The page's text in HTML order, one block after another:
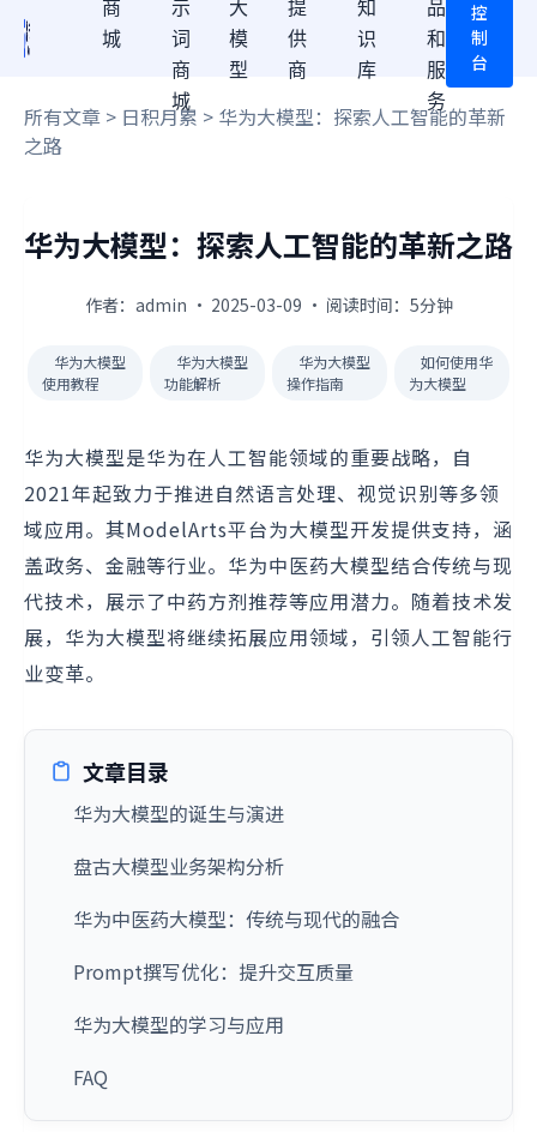
商
城
示
词
商
城
大
模
型
提
供
商
知
识
库
品
和
服
务
控
制
台
所有文章 > 日积月累 > 华为大模型：探索人工智能的革新
之路
华为大模型：探索人工智能的革新之路
作者：admin · 2025-03-09 · 阅读时间：5分钟
华为大模型
使用教程
华为大模型
功能解析
华为大模型
操作指南
如何使用华
为大模型
华为大模型是华为在人工智能领域的重要战略，自
2021年起致力于推进自然语言处理、视觉识别等多领
域应用。其ModelArts平台为大模型开发提供支持，涵
盖政务、金融等行业。华为中医药大模型结合传统与现
代技术，展示了中药方剂推荐等应用潜力。随着技术发
展，华为大模型将继续拓展应用领域，引领人工智能行
业变革。
文章目录
华为大模型的诞生与演进
盘古大模型业务架构分析
华为中医药大模型：传统与现代的融合
Prompt撰写优化：提升交互质量
华为大模型的学习与应用
FAQ